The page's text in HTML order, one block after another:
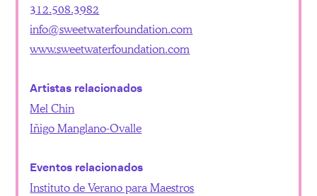
312.508.3982
info@sweetwaterfoundation.com
www.sweetwaterfoundation.com
Artistas relacionados
Mel Chin
Iñigo Manglano-Ovalle
Eventos relacionados
Instituto de Verano para Maestros